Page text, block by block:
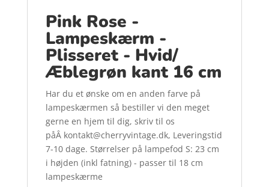
Pink Rose -
Lampeskærm -
Plisseret - Hvid/
Æblegrøn kant 16 cm
Har du et ønske om en anden farve på
lampeskærmen så bestiller vi den meget
gerne en hjem til dig, skriv til os
påÂ kontakt@cherryvintage.dk, Leveringstid
7-10 dage. Størrelser på lampefod S: 23 cm
i højden (inkl fatning) - passer til 18 cm
lampeskærme